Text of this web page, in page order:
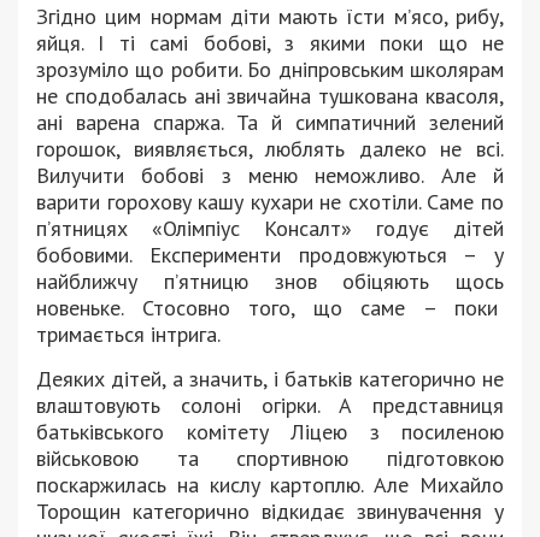
Згідно цим нормам діти мають їсти м’ясо, рибу,
яйця. І ті самі бобові, з якими поки що не
зрозуміло що робити. Бо дніпровським школярам
не сподобалась ані звичайна тушкована квасоля,
ані варена спаржа. Та й симпатичний зелений
горошок, виявляється, люблять далеко не всі.
Вилучити бобові з меню неможливо. Але й
варити горохову кашу кухари не схотіли. Саме по
п’ятницях «Олімпіус Консалт» годує дітей
бобовими. Експерименти продовжуються – у
найближчу п’ятницю знов обіцяють щось
новеньке. Стосовно того, що саме – поки
тримається інтрига.
Деяких дітей, а значить, і батьків категорично не
влаштовують солоні огірки. А представниця
батьківського комітету Ліцею з посиленою
військовою та спортивною підготовкою
поскаржилась на кислу картоплю. Але Михайло
Торощин категорично відкидає звинувачення у